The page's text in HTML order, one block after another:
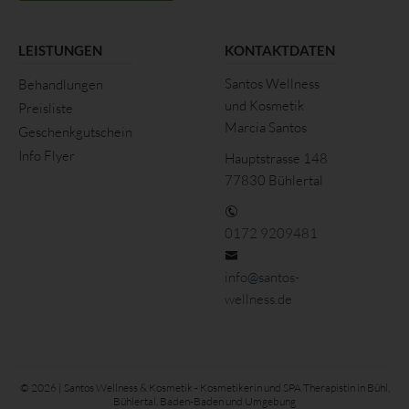
LEISTUNGEN
Behandlungen
Preisliste
Geschenkgutschein
Info Flyer
KONTAKTDATEN
Santos Wellness
und Kosmetik
Marcia Santos
Hauptstrasse 148
77830 Bühlertal
0172 9209481
info@santos-
wellness.de
© 2026 | Santos Wellness & Kosmetik - Kosmetikerin und SPA Therapistin in Bühl,
Bühlertal, Baden-Baden und Umgebung
jedoch nicht als Empfänger.
j) Dritter
Dritter ist eine natürliche oder juristische Person, Behörde,
Einrichtung oder andere Stelle außer der betroffenen Person,
dem Verantwortlichen, dem Auftragsverarbeiter und den
Personen, die unter der unmittelbaren Verantwortung des
Verantwortlichen oder des Auftragsverarbeiters befugt sind, die
personenbezogenen Daten zu verarbeiten.
k) Einwilligung
Einwilligung ist jede von der betroffenen Person freiwillig für den
Verarbeitung der sie betreffenden personenbezogenen Daten